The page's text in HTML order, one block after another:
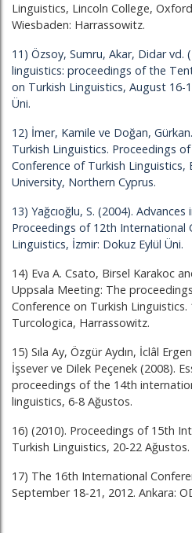
Linguistics, Lincoln College,
Wiesbaden: Harrassowitz.
11) Özsoy, Sumru, Akar, Didar vd.
linguistics: proceedings of the
on Turkish Linguistics, August 16-
Üni.
12) İmer, Kamile ve Doğan,
Turkish Linguistics. Proceedings
Conference of Turkish Linguistics,
University, Northern Cyprus.
13) Yağcıoğlu, S. (2004).
Proceedings of 12th International
Linguistics, İzmir: Dokuz Eylül Üni.
14) Eva A. Csato, Birsel Karakoc
Uppsala Meeting: The
Conference on Turkish Linguistics.
Turcologica, Harrassowitz.
15) Sıla Ay, Özgür Aydın, İclâl
İşsever ve Dilek Peçenek (2008).
proceedings of the 14th
linguistics, 6-8 Ağustos.
16) (2010). Proceedings of 15th
Turkish Linguistics, 20-22
17) The 16th International
September 18-21, 2012. Ankara: